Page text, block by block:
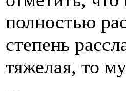
полностью
степень
тяжелая, то